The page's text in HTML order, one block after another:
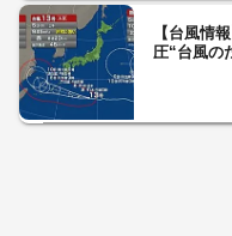
【台風情
圧“台風の